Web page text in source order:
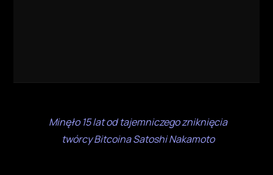
Minęło 15 lat od tajemniczego zniknięcia
twórcy Bitcoina Satoshi Nakamoto